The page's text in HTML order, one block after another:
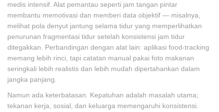
medis intensif. Alat pemantau seperti jam tangan pintar
membantu memotivasi dan memberi data objektif — misalnya,
melihat pola denyut jantung selama tidur yang memperlihatkan
penurunan fragmentasi tidur setelah konsistensi jam tidur
ditegakkan. Perbandingan dengan alat lain: aplikasi food-tracking
memang lebih rinci, tapi catatan manual pakai foto makanan
seringkali lebih realistis dan lebih mudah dipertahankan dalam
jangka panjang.
Namun ada keterbatasan. Kepatuhan adalah masalah utama;
tekanan kerja, sosial, dan keluarga memengaruhi konsistensi.